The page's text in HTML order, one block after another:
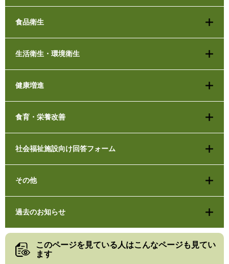
食品衛生
生活衛生・環境衛生
健康増進
食育・栄養改善
社会福祉施設向け回答フォーム
その他
過去のお知らせ
このページを見ている人はこんなページも見てい
ます